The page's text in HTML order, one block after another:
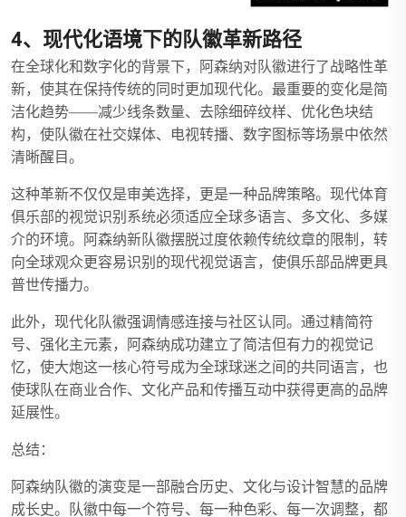
4、现代化语境下的队徽革新路径
在全球化和数字化的背景下，阿森纳对队徽进行了战略性革
新，使其在保持传统的同时更加现代化。最重要的变化是简
洁化趋势——减少线条数量、去除细碎纹样、优化色块结
构，使队徽在社交媒体、电视转播、数字图标等场景中依然
清晰醒目。
这种革新不仅仅是审美选择，更是一种品牌策略。现代体育
俱乐部的视觉识别系统必须适应全球多语言、多文化、多媒
介的环境。阿森纳新队徽摆脱过度依赖传统纹章的限制，转
向全球观众更容易识别的现代视觉语言，使俱乐部品牌更具
普世传播力。
此外，现代化队徽强调情感连接与社区认同。通过精简符
号、强化主元素，阿森纳成功建立了简洁但有力的视觉记
忆，使大炮这一核心符号成为全球球迷之间的共同语言，也
使球队在商业合作、文化产品和传播互动中获得更高的品牌
延展性。
总结：
阿森纳队徽的演变是一部融合历史、文化与设计智慧的品牌
成长史。队徽中每一个符号、每一种色彩、每一次调整，都